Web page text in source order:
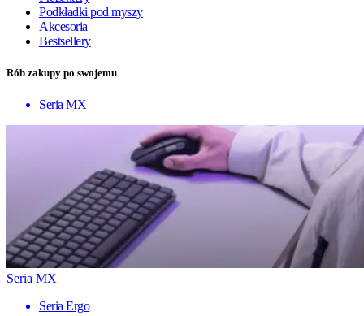
Podkładki pod myszy
Akcesoria
Bestsellery
Rób zakupy po swojemu
Seria MX
Seria MX
Seria Ergo